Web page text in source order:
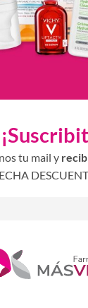
tu mail y
ambiente
la piel a
es un film
duradera. El
de hidratación, y
del
sobre la piel